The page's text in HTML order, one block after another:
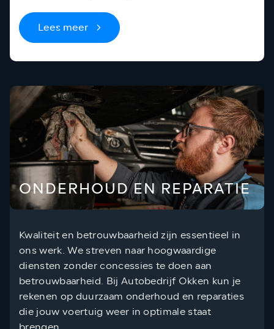
Lees meer
ONDERHOUD EN REPARATIE
Kwaliteit en betrouwbaarheid zijn essentieel in
ons werk. We streven naar hoogwaardige
diensten zonder concessies te doen aan
betrouwbaarheid. Bij Autobedrijf Okken kun je
rekenen op duurzaam onderhoud en reparaties
die jouw voertuig weer in optimale staat